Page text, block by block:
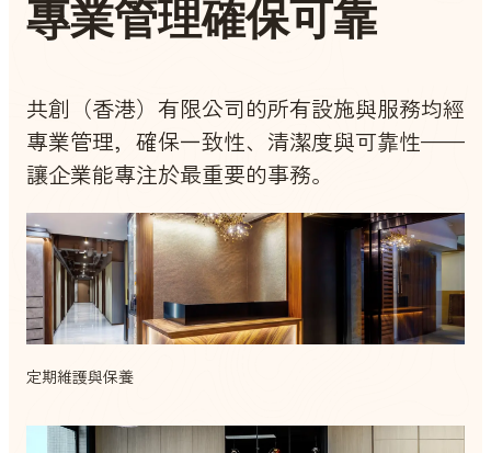
專業管理確保可靠
共創（香港）有限公司的所有設施與服務均經
專業管理，確保一致性、清潔度與可靠性——
讓企業能專注於最重要的事務。
定期維護與保養